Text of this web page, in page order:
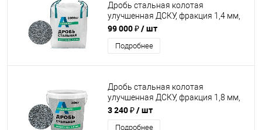
Дробь стальная колотая
улучшенная ДСКУ, фракция 1,4 мм,
1000 кг
99 000 ₽/ шт
Подробнее
Дробь стальная колотая
улучшенная ДСКУ, фракция 1,8 мм,
20 кг
3 240 ₽/ шт
Подробнее